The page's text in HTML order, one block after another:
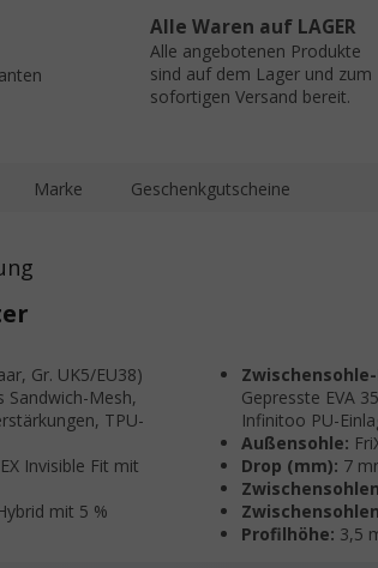
Alle Waren auf LAGER
Alle angebotenen Produkte
sind auf dem Lager und zum
sofortigen Versand bereit.
Marke Geschenkgutscheine
Gr. UK5/EU38)
Sandwich-Mesh,
TPU-
Invisible Fit mit
mit 5 %
Gepresste EVA
Infinitoo PU-
Außensohle:
Drop (mm): 7
Profilhöhe: 3,5